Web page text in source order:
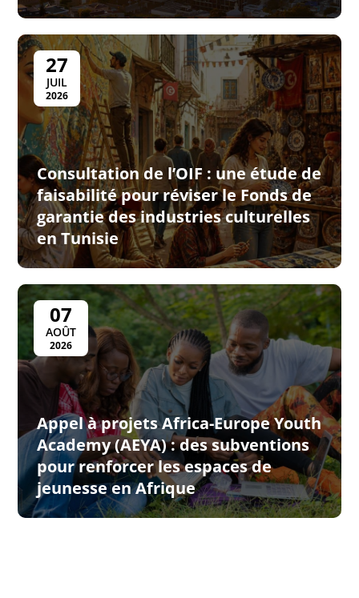
27
JUIL
2026
Consultation de l’OIF : une étude de
faisabilité pour réviser le Fonds de
garantie des industries culturelles
en Tunisie
07
AOÛT
2026
Appel à projets Africa-Europe Youth
Academy (AEYA) : des subventions
pour renforcer les espaces de
jeunesse en Afrique